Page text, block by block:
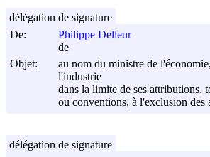
De:
Philippe Delleur
de
Objet:
au nom du ministre de
l'industrie
dans la limite de ses attributions,
ou conventions, à l'exclusion des
délégation de signature
délégation de signature